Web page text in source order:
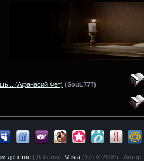
(Афанасий Фет) (SouL777)
детстве | Добавил: Vesta (17.02.2009) | Автор: